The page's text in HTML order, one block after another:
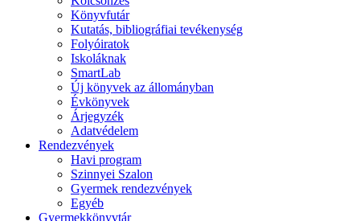
Könyvfutár
Kutatás, bibliográfiai tevékenység
Folyóiratok
Iskoláknak
SmartLab
Új könyvek az állományban
Évkönyvek
Árjegyzék
Adatvédelem
Rendezvények
Havi program
Szinnyei Szalon
Gyermek rendezvények
Egyéb
Gyermekkönyvtár